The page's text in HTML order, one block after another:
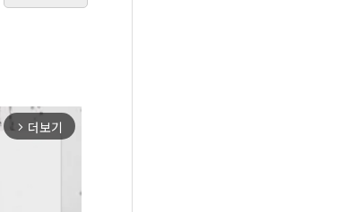
arrow_forward_ios 더보기